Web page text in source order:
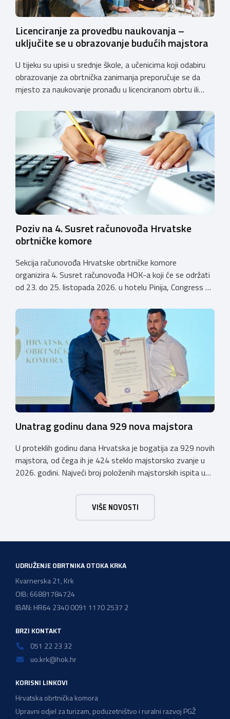
Licenciranje za provedbu naukovanja –
uključite se u obrazovanje budućih majstora
U tijeku su upisi u srednje škole, a učenicima koji odabiru
obrazovanje za obrtnička zanimanja preporučuje se da
mjesto za naukovanje pronađu u licenciranom obrtu ili
koji još nemaju licenciju da pokrenu postupak
licenciranja kako bi budućim učenicima omogućili
kvalitetno i sigurno stjecanje praktičnih znanja, a
istodobno ulagali u razvoj […]
Poziv na 4. Susret računovođa Hrvatske
obrtničke komore
Sekcija računovođa Hrvatske obrtničke komore
organizira 4. Susret računovođa HOK-a koji će se održati
od 23. do 25. listopada 2026. u hotelu Pinija, Congress &
otvoren u petak, 23. listopada 2026. u
poslijepodnevnim, uz uvodno predavanje i pozdrav
domaćina. Tijekom subote, 24. listopada, održavat će se
predavanja, interaktivne radionice te okrugli stolovi na
aktualne teme. […]
Unatrag godinu dana 929 nova majstora
U proteklih godinu dana Hrvatska je bogatija za 929 novih
majstora, od čega ih je 424 steklo majstorsko zvanje u
2026. godini. Najveći broj položenih majstorskih ispita u
majstor elektroinstalater, majstor frizer, majstor
vodoinstalatera, instalatera grijanja i klimatizacije te
majstora automehaničara. Najveći broj navedenih
VIŠE NOVOSTI
UDRUŽENJE OBRTNIKA OTOKA KRKA
Kvarnerska 21, Krk
OIB: 66881784724
IBAN: HR64 2340 0091 1170 2537 2
BRZI KONTAKT
051 22 23 32
uo.krk@hok.hr
KORISNI LINKOVI
Hrvatska obrtnička komora
Upravni odjel za turizam, poduzetništvo i ruralni razvoj PGŽ